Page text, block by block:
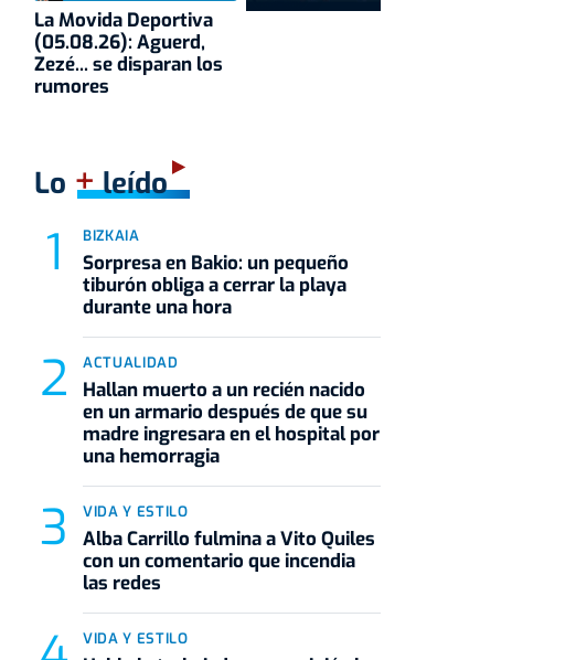
La Movida Deportiva
(05.08.26): Aguerd,
Zezé... se disparan los
rumores
Lo +leído
BIZKAIA
Sorpresa en Bakio: un pequeño
tiburón obliga a cerrar la playa
durante una hora
ACTUALIDAD
Hallan muerto a un recién nacido
en un armario después de que su
madre ingresara en el hospital por
una hemorragia
VIDA Y ESTILO
Alba Carrillo fulmina a Vito Quiles
con un comentario que incendia
las redes
VIDA Y ESTILO